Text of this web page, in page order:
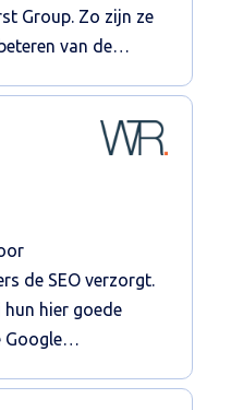
Group. Zo zijn ze
van de
een fijne
met de proactieve,
vanuit
de SEO verzorgt.
hun hier goede
Google